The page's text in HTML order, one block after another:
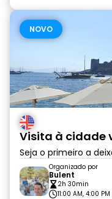
NOVO
Visita à cidade
Seja o primeiro a
Organizado por
Bulent
2h 30min
11:00 AM, 4:00 PM